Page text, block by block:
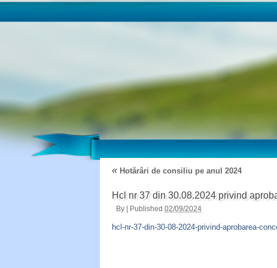
« Hotărâri de consiliu pe anul 2024
Hcl nr 37 din 30.08.2024 privind
By | Published 02/09/2024
hcl-nr-37-din-30-08-2024-privind-aprobarea-